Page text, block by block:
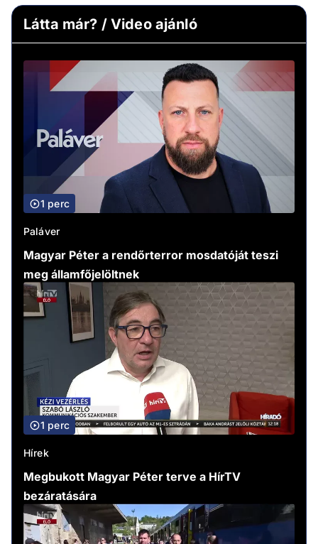
Látta már? / Video ajánló
1 perc
Paláver
Magyar Péter a rendőrterror mosdatóját teszi
meg államfőjelöltnek
1 perc
Hírek
Megbukott Magyar Péter terve a HírTV
bezáratására